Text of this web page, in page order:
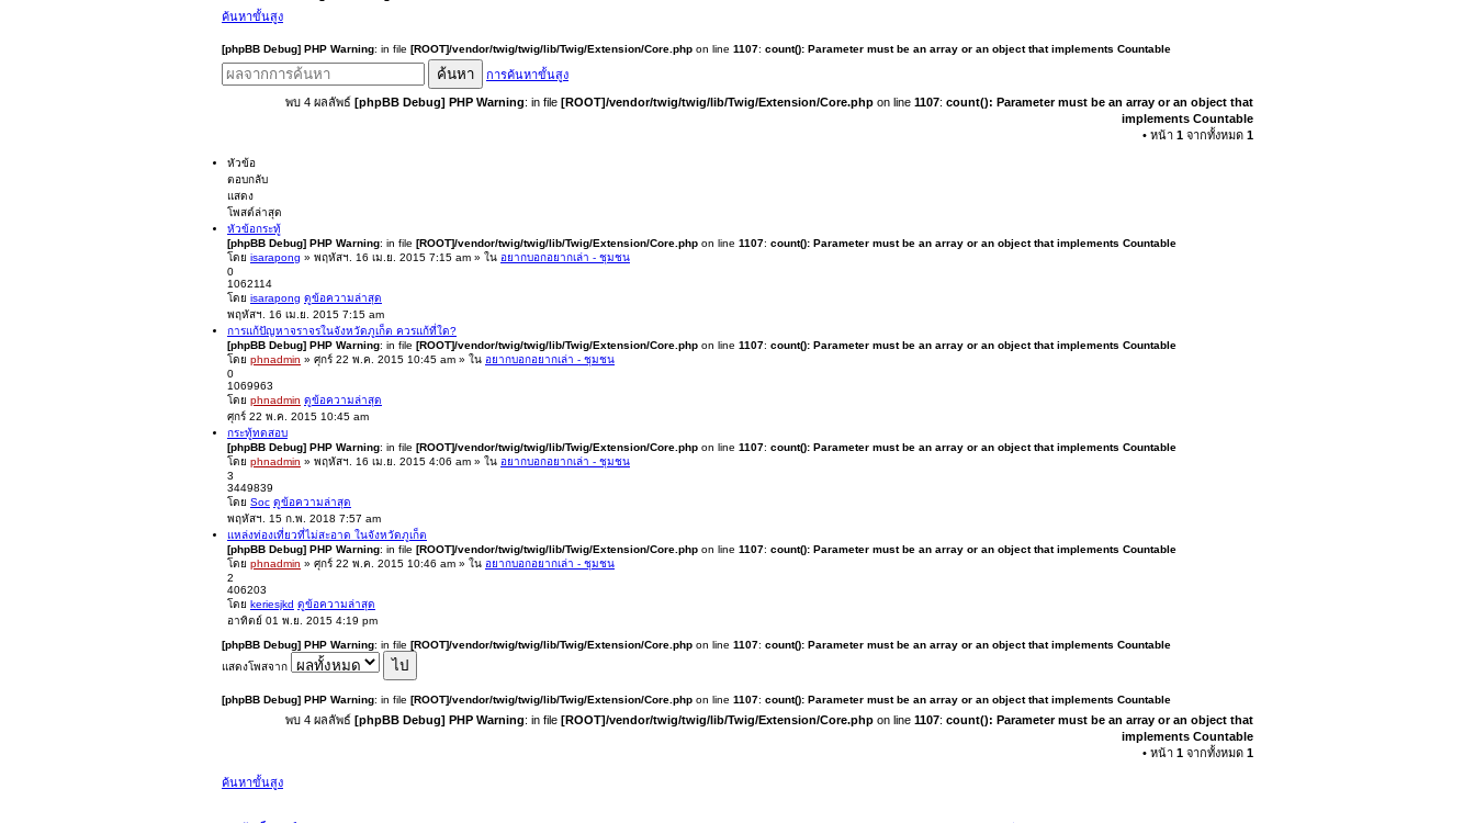
ค้นหาขั้นสูง
[phpBB Debug] PHP Warning: in file [ROOT]/vendor/twig/twig/lib/Twig/Extension/Core.php on line 1107: count(): Parameter must be an array or an object that implements Countable
ค้นหา การค้นหาขั้นสูง
พบ 4 ผลลัพธ์ [phpBB Debug] PHP Warning: in file [ROOT]/vendor/twig/twig/lib/Twig/Extension/Core.php on line 1107: count(): Parameter must be an array or an object that
implements Countable
• หน้า 1 จากทั้งหมด 1
หัวข้อ
ตอบกลับ
แสดง
โพสต์ล่าสุด
หัวข้อกระทู้
[phpBB Debug] PHP Warning: in file [ROOT]/vendor/twig/twig/lib/Twig/Extension/Core.php on line 1107: count(): Parameter must be an array or an object that implements Countable
โดย isarapong » พฤหัสฯ. 16 เม.ย. 2015 7:15 am » ใน อยากบอกอยากเล่า - ชุมชน
0
1062114
โดย isarapong ดูข้อความล่าสุด
พฤหัสฯ. 16 เม.ย. 2015 7:15 am
การแก้ปัญหาจราจรในจังหวัดภูเก็ต ควรแก้ที่ใด?
[phpBB Debug] PHP Warning: in file [ROOT]/vendor/twig/twig/lib/Twig/Extension/Core.php on line 1107: count(): Parameter must be an array or an object that implements Countable
โดย phnadmin » ศุกร์ 22 พ.ค. 2015 10:45 am » ใน อยากบอกอยากเล่า - ชุมชน
0
1069963
โดย phnadmin ดูข้อความล่าสุด
ศุกร์ 22 พ.ค. 2015 10:45 am
กระทู้ทดสอบ
[phpBB Debug] PHP Warning: in file [ROOT]/vendor/twig/twig/lib/Twig/Extension/Core.php on line 1107: count(): Parameter must be an array or an object that implements Countable
โดย phnadmin » พฤหัสฯ. 16 เม.ย. 2015 4:06 am » ใน อยากบอกอยากเล่า - ชุมชน
3
3449839
โดย Soc ดูข้อความล่าสุด
พฤหัสฯ. 15 ก.พ. 2018 7:57 am
แหล่งท่องเที่ยวที่ไม่สะอาด ในจังหวัดภูเก็ต
[phpBB Debug] PHP Warning: in file [ROOT]/vendor/twig/twig/lib/Twig/Extension/Core.php on line 1107: count(): Parameter must be an array or an object that implements Countable
โดย phnadmin » ศุกร์ 22 พ.ค. 2015 10:46 am » ใน อยากบอกอยากเล่า - ชุมชน
2
406203
โดย keriesjkd ดูข้อความล่าสุด
อาทิตย์ 01 พ.ย. 2015 4:19 pm
[phpBB Debug] PHP Warning: in file [ROOT]/vendor/twig/twig/lib/Twig/Extension/Core.php on line 1107: count(): Parameter must be an array or an object that implements Countable
แสดงโพสจาก
[phpBB Debug] PHP Warning: in file [ROOT]/vendor/twig/twig/lib/Twig/Extension/Core.php on line 1107: count(): Parameter must be an array or an object that implements Countable
พบ 4 ผลลัพธ์ [phpBB Debug] PHP Warning: in file [ROOT]/vendor/twig/twig/lib/Twig/Extension/Core.php on line 1107: count(): Parameter must be an array or an object that
implements Countable
• หน้า 1 จากทั้งหมด 1
ค้นหาขั้นสูง